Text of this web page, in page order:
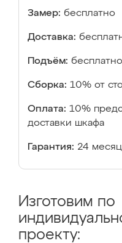
Замер: бесплатно
Доставка:
Подъём: бесплатно
Сборка: 10% от
Оплата: 10%
доставки шкафа
Гарантия: 24
Изготовим по
проекту: